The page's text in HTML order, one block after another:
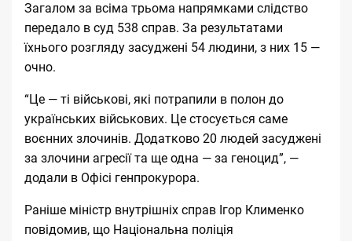
Загалом за всіма трьома напрямками слідство
передало в суд 538 справ. За результатами
їхнього розгляду засуджені 54 людини, з них 15 —
очно.
“Це — ті військові, які потрапили в полон до
українських військових. Це стосується саме
воєнних злочинів. Додатково 20 людей засуджені
за злочини агресії та ще одна — за геноцид”, —
додали в Офісі генпрокурора.
Раніше міністр внутрішніх справ Ігор Клименко
повідомив, що Національна поліція